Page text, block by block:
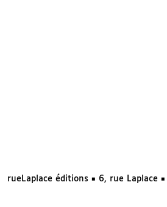
rueLaplace éditions ◼ 6, rue Laplace